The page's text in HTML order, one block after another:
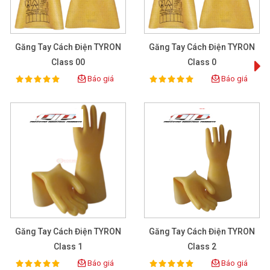
Găng Tay Cách Điện TYRON
Class 00
Rating:
100% Báo giá
Găng Tay Cách Điện TYRON
Class 0
Rating:
100% Báo giá
Găng Tay Cách Điện TYRON
Class 1
Rating:
100% Báo giá
Găng Tay Cách Điện TYRON
Class 2
Rating:
100% Báo giá